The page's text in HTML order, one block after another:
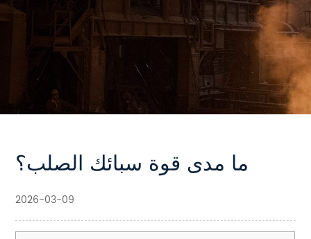
ما مدى قوة سبائك الصلب؟
2026-03-09